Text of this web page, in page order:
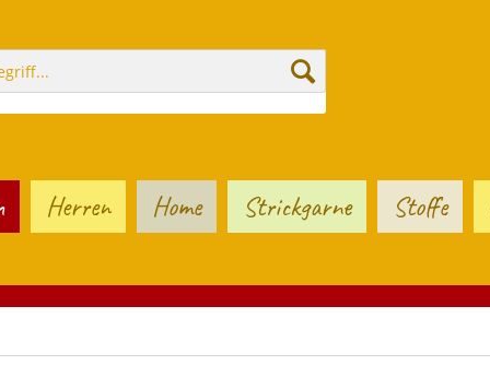
Herren Home Strickgarne Stoffe